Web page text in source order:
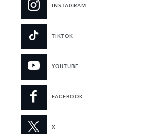
INSTAGRAM
TIKTOK
YOUTUBE
FACEBOOK
X